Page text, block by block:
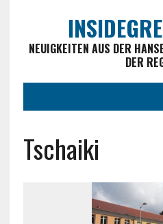
NEUIGKEITEN AUS DER
DER
Tschaiki